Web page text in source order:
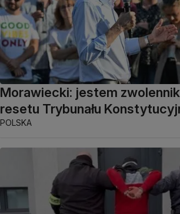
Morawiecki: jestem
resetu Trybunału
POLSKA